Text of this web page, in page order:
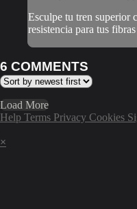
Esculpe tu tren superior
resistencia para tus
6 COMMENTS
Load More
Help Terms Privacy Cookies
×